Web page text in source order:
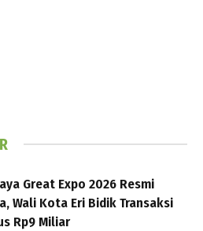
Great Expo 2026 Resmi
Wali Kota Eri Bidik Transaksi
Rp9 Miliar